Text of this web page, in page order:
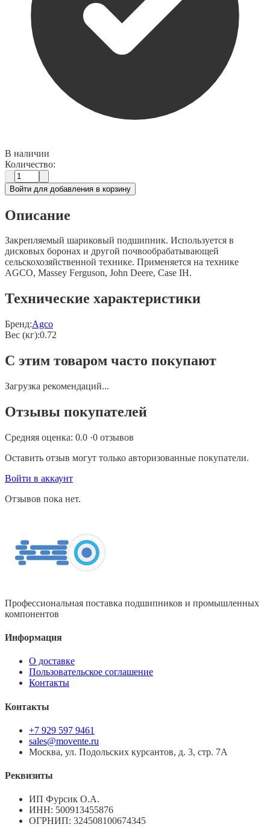
В наличии
Количество:
Войти для добавления в корзину
Описание
Закрепляемый шариковый подшипник. Используется в
дисковых боронах и другой почвообрабатывающей
сельскохозяйственной технике. Применяется на технике
AGCO, Massey Ferguson, John Deere, Case IH.
Технические характеристики
Бренд:Agco
Вес (кг):0.72
С этим товаром часто покупают
Загрузка рекомендаций...
Отзывы покупателей
Средняя оценка: 0.0 ·0 отзывов
Оставить отзыв могут только авторизованные покупатели.
Войти в аккаунт
Отзывов пока нет.
Профессиональная поставка подшипников и промышленных
компонентов
Информация
О доставке
Пользовательское соглашение
Контакты
Контакты
+7 929 597 9461
sales@movente.ru
Москва, ул. Подольских курсантов, д. 3, стр. 7А
Реквизиты
ИП Фурсик О.А.
ИНН: 500913455876
ОГРНИП: 324508100674345